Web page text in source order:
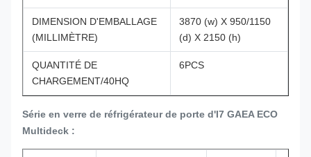
DIMENSION D'EMBALLAGE
(MILLIMÈTRE)
3870 (w) X 950/1150
(d) X 2150 (h)
QUANTITÉ DE
CHARGEMENT/40HQ
6PCS
Série en verre de réfrigérateur de porte d'I7 GAEA ECO
Multideck :